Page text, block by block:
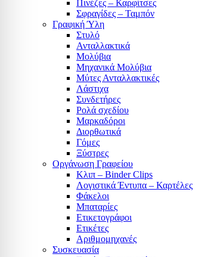
Πινέζες – Καρφίτσες
Σφραγίδες – Ταμπόν
Γραφική Ύλη
Στυλό
Ανταλλακτικά
Μολύβια
Μηχανικά Μολύβια
Μύτες Ανταλλακτικές
Λάστιχα
Συνδετήρες
Ρολά σχεδίου
Μαρκαδόροι
Διορθωτικά
Γόμες
Ξύστρες
Οργάνωση Γραφείου
Κλιπ – Binder Clips
Λογιστικά Έντυπα – Καρτέλες
Φάκελοι
Μπαταρίες
Ετικετογράφοι
Ετικέτες
Αριθμομηχανές
Συσκευασία